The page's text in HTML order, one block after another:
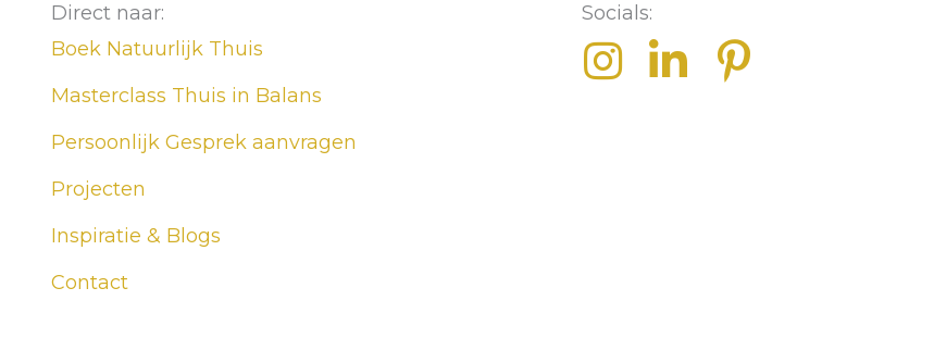
Direct naar:
Boek Natuurlijk Thuis
Masterclass Thuis in Balans
Persoonlijk Gesprek aanvragen
Projecten
Inspiratie & Blogs
Contact
Socials: